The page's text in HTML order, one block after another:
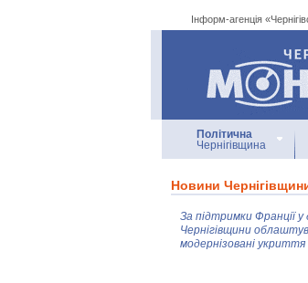
Інформ-агенція
Інформ-
Політична
Чернігівщина
Новини
За підтримки Франції у
Чернігівщини
модернізовані укриття